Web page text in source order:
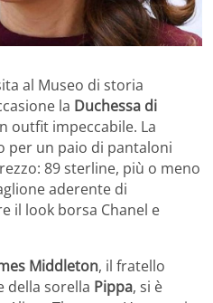
al Museo di storia
la Duchessa di
outfit impeccabile. La
per un paio di pantaloni
89 sterline, più o meno
aderente di
il look borsa Chanel e
Middleton, il fratello
della sorella Pippa, si è